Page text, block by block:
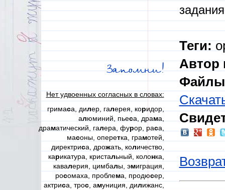
Запомни!
Нет удвоенных согласных в словах:
гримаса, дилер, галерея, коридор,
алюминий, пьеса, драма,
драматический, галера, фурор, раса,
масоны, оперетка, грамотей,
директриса, дрожать, количество,
карикатура, кристальный, колонка,
кавалерия, цимбалы, эмиграция,
росомаха, проблема, продюсер,
актриса, трос, амуниция, дилижанс,
Теги:
Автор
Файлы